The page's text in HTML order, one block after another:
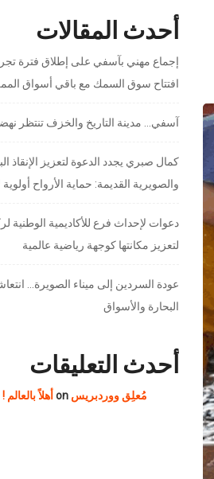
أحدث المقالات
إجماع مهني بآسفي على إطلاق فترة
افتتاح سوق السمك مع باقي أسواق
آسفي… مدينة التاريخ والخزف تنتظر
كمال صبري يجدد الدعوة لتعزيز الإنقاذ
والصويرية القديمة: حماية الأرواح أولوية
دعوات لإحداث فرع للأكاديمية الوطنية
لتعزيز مكانتها كوجهة رياضية عالمية
عودة السردين إلى ميناء الصويرة…
البحارة والأسواق
أحدث التعليقات
مُعلِق ووردبريس أهلاً بالعالم !